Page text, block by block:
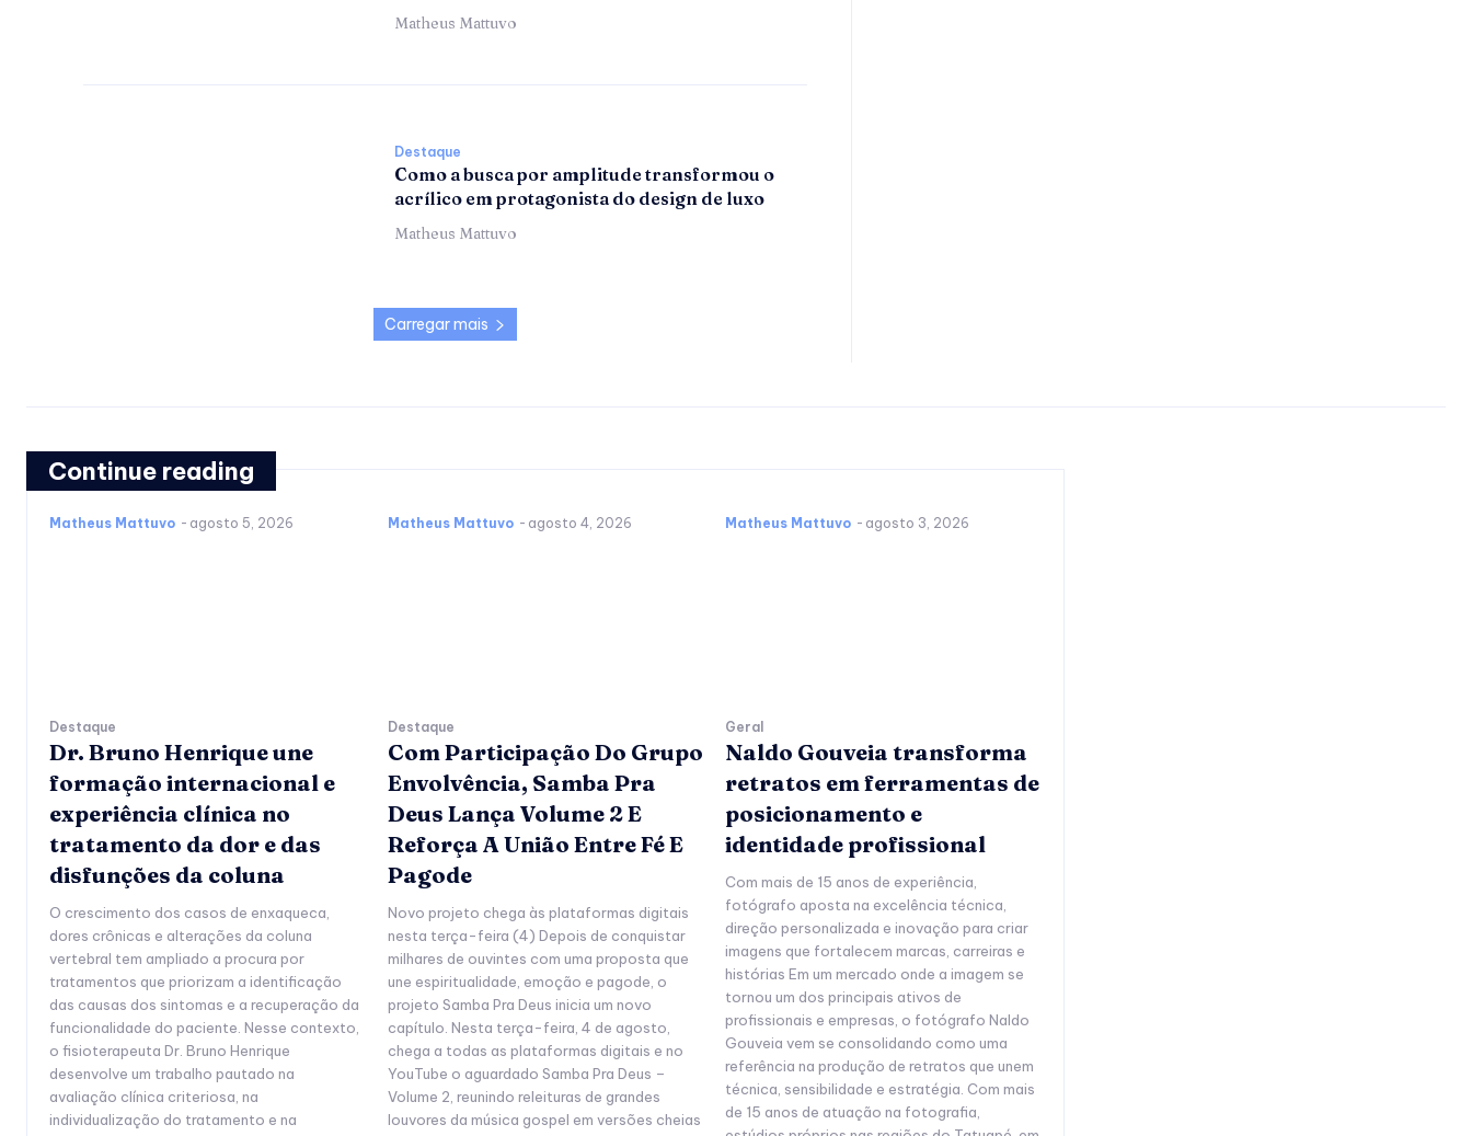
Matheus Mattuvo
Destaque
Como a busca por amplitude transformou o
acrílico em protagonista do design de luxo
Matheus Mattuvo
Carregar mais
Continue reading
Matheus Mattuvo - agosto 5, 2026
Destaque
Dr. Bruno Henrique une
formação internacional e
experiência clínica no
tratamento da dor e das
disfunções da coluna
O crescimento dos casos de enxaqueca,
dores crônicas e alterações da coluna
vertebral tem ampliado a procura por
tratamentos que priorizam a identificação
das causas dos sintomas e a recuperação da
funcionalidade do paciente. Nesse contexto,
o fisioterapeuta Dr. Bruno Henrique
desenvolve um trabalho pautado na
avaliação clínica criteriosa, na
individualização do tratamento e na
Matheus Mattuvo - agosto 4, 2026
Destaque
Com Participação Do Grupo
Envolvência, Samba Pra
Deus Lança Volume 2 E
Reforça A União Entre Fé E
Pagode
Novo projeto chega às plataformas digitais
nesta terça-feira (4) Depois de conquistar
milhares de ouvintes com uma proposta que
une espiritualidade, emoção e pagode, o
projeto Samba Pra Deus inicia um novo
capítulo. Nesta terça-feira, 4 de agosto,
chega a todas as plataformas digitais e no
YouTube o aguardado Samba Pra Deus –
Volume 2, reunindo releituras de grandes
louvores da música gospel em versões cheias
Matheus Mattuvo - agosto 3, 2026
Geral
Naldo Gouveia transforma
retratos em ferramentas de
posicionamento e
identidade profissional
Com mais de 15 anos de experiência,
fotógrafo aposta na excelência técnica,
direção personalizada e inovação para criar
imagens que fortalecem marcas, carreiras e
histórias Em um mercado onde a imagem se
tornou um dos principais ativos de
profissionais e empresas, o fotógrafo Naldo
Gouveia vem se consolidando como uma
referência na produção de retratos que unem
técnica, sensibilidade e estratégia. Com mais
de 15 anos de atuação na fotografia,